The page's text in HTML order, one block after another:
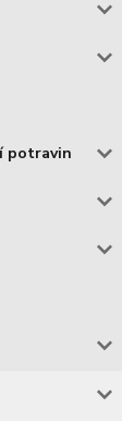
potravin